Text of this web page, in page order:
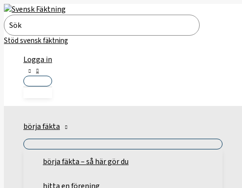
Hoppa
till
innehåll
Search
for:
Stöd svensk fäktning
Logga in
börja fäkta
börja fäkta – så här gör du